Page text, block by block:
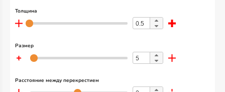
Толщина
Размер
Расстояние между перекрестием